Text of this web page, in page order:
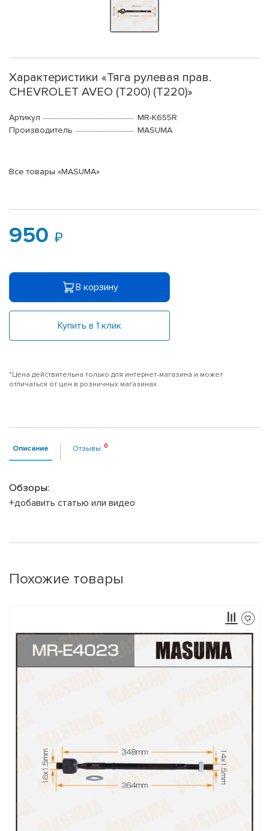
Характеристики «Тяга рулевая прав.
CHEVROLET AVEO (T200) (T220)»
Артикул
MR-K655R
Производитель
MASUMA
Все товары «MASUMA»
950
В корзину
Купить в 1 клик
*Цена действительна только для интернет-магазина и может
отличаться от цен в розничных магазинах
Описание Отзывы
Обзоры:
+добавить статью или видео
Похожие товары